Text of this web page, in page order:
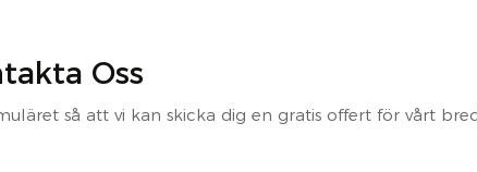
Oss
så att vi kan skicka dig en gratis offert för vårt